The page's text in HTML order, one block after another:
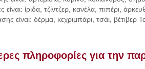
είναι: ίριδα, τζίντζερ, κανέλα, πιπέρι,
είναι: δέρμα, κεχριμπάρι, τσάι, βέτιβερ
πληροφορίες για την